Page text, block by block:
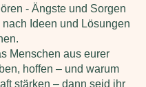
- Ängste und Sorgen
Ideen und Lösungen
Menschen aus eurer
hoffen – und warum
stärken – dann seid ihr